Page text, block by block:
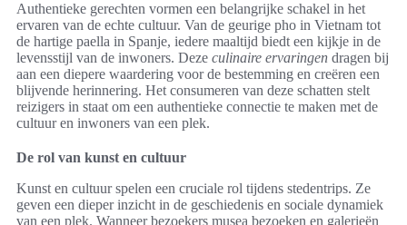
Authentieke gerechten vormen een belangrijke schakel in het
ervaren van de echte cultuur. Van de geurige pho in Vietnam tot
de hartige paella in Spanje, iedere maaltijd biedt een kijkje in de
levensstijl van de inwoners. Deze culinaire ervaringen dragen bij
aan een diepere waardering voor de bestemming en creëren een
blijvende herinnering. Het consumeren van deze schatten stelt
reizigers in staat om een authentieke connectie te maken met de
cultuur en inwoners van een plek.
De rol van kunst en cultuur
Kunst en cultuur spelen een cruciale rol tijdens stedentrips. Ze
geven een dieper inzicht in de geschiedenis en sociale dynamiek
van een plek. Wanneer bezoekers musea bezoeken en galerieën